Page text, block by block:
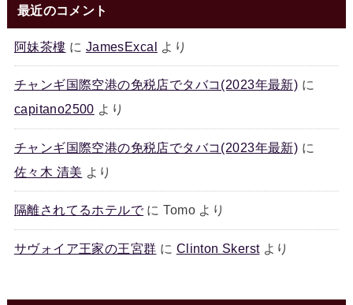
最近のコメント
阿妹茶樓 に JamesExcal より
チャンギ国際空港の免税店でタバコ(2023年最新) に
capitano2500 より
チャンギ国際空港の免税店でタバコ(2023年最新) に
佐々木 清美 より
隔離されてるホテルでにTomoより
サヴォイア王家の王宮群 に Clinton Skerstより